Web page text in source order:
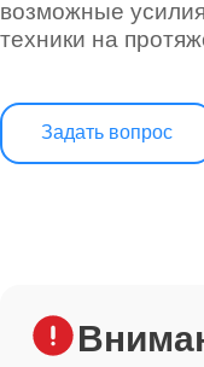
возможные
техники на
Задать вопрос